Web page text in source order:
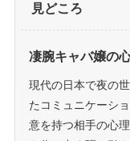
見どころ
凄腕キャバ嬢の
現代の日本で夜の
たコミュニケーシ
意を持つ相手の心